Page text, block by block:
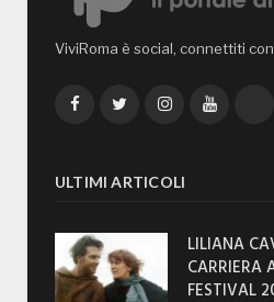
ViviRoma è social, connettiti
FacebookTwitterInstagramYouTube
ULTIMI ARTICOLI
LILIANA
CARRIERA
FESTIVAL